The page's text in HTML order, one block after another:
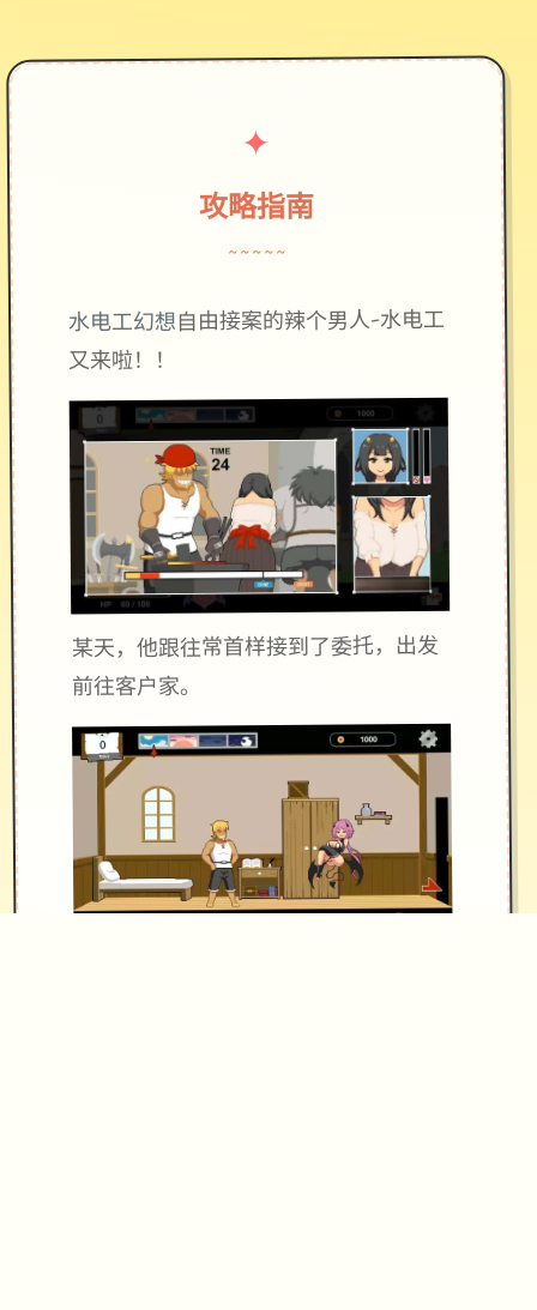
✦
攻略指南
~~~~~
水电工幻想自由接案的辣个男人-水电工
又来啦！！
某天，他跟往常首样接到了委托，出发
前往客户家。